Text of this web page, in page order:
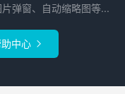
弹窗、自动缩略图等...
中心 